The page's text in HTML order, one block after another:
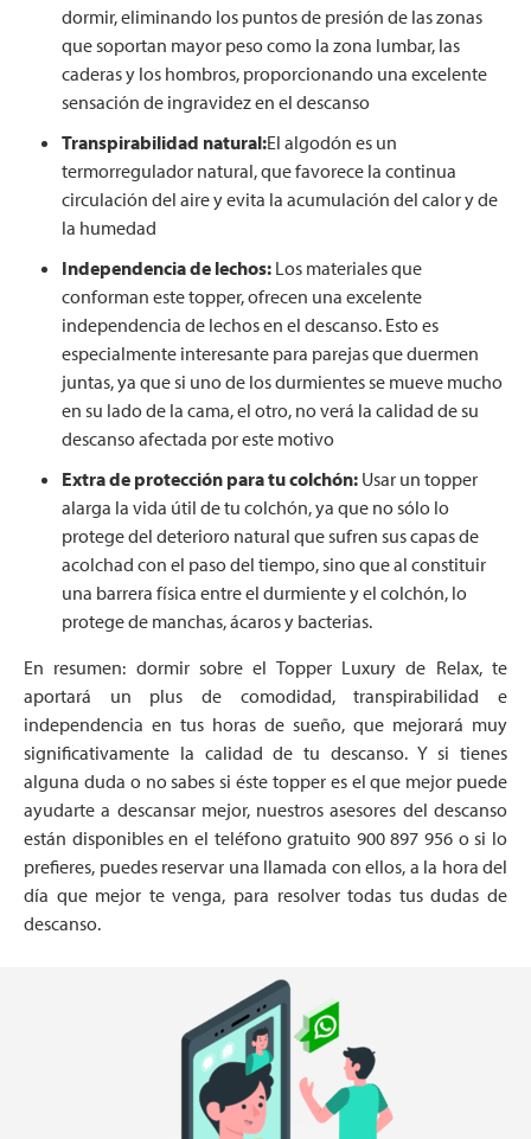
dormir, eliminando los puntos de presión de las zonas
que soportan mayor peso como la zona lumbar, las
caderas y los hombros, proporcionando una excelente
sensación de ingravidez en el descanso
Transpirabilidad natural:El algodón es un
termorregulador natural, que favorece la continua
circulación del aire y evita la acumulación del calor y de
la humedad
Independencia de lechos: Los materiales que
conforman este topper, ofrecen una excelente
independencia de lechos en el descanso. Esto es
especialmente interesante para parejas que duermen
juntas, ya que si uno de los durmientes se mueve mucho
en su lado de la cama, el otro, no verá la calidad de su
descanso afectada por este motivo
Extra de protección para tu colchón: Usar un topper
alarga la vida útil de tu colchón, ya que no sólo lo
protege del deterioro natural que sufren sus capas de
acolchad con el paso del tiempo, sino que al constituir
una barrera física entre el durmiente y el colchón, lo
protege de manchas, ácaros y bacterias.
En resumen: dormir sobre el Topper Luxury de Relax, te
aportará un plus de comodidad, transpirabilidad e
independencia en tus horas de sueño, que mejorará muy
significativamente la calidad de tu descanso. Y si tienes
alguna duda o no sabes si éste topper es el que mejor puede
ayudarte a descansar mejor, nuestros asesores del descanso
están disponibles en el teléfono gratuito 900 897 956 o si lo
prefieres, puedes reservar una llamada con ellos, a la hora del
día que mejor te venga, para resolver todas tus dudas de
descanso.